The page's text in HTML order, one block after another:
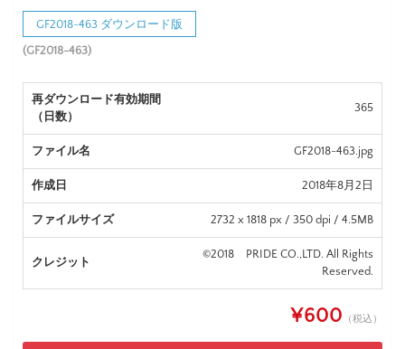
GF2018-463 ダウンロード版
(GF2018-463)
再ダウンロード有効期間
（日数）
365
ファイル名 GF2018-463.jpg
作成日 2018年8月2日
ファイルサイズ 2732 x 1818 px / 350 dpi / 4.5MB
クレジット
©2018 PRIDE CO.,LTD. All Rights
Reserved.
¥600 （税込）